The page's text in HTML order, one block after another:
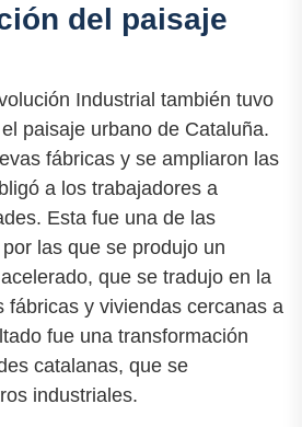
del paisaje
Industrial también tuvo
paisaje urbano de Cataluña.
fábricas y se ampliaron las
a los trabajadores a
Esta fue una de las
las que se produjo un
que se tradujo en la
fábricas y viviendas cercanas a
fue una transformación
catalanas, que se
industriales.